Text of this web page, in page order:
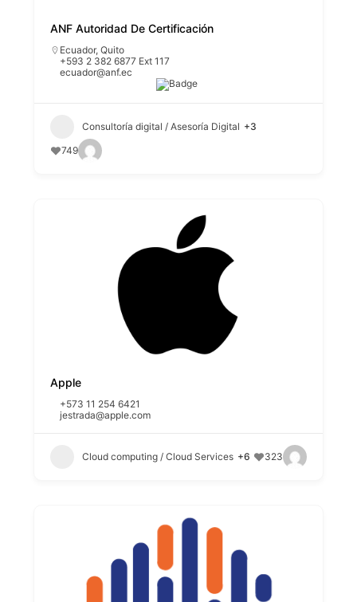
ANF Autoridad De Certificación
Ecuador,Quito
+593 2 382 6877 Ext 117
ecuador@anf.ec
Consultoría digital / Asesoría Digital +3
749
Apple
+573 11 254 6421
jestrada@apple.com
Cloud computing / Cloud Services +6 323